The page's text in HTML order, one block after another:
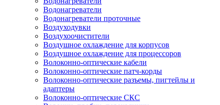
Водонагреватели
Водонагреватели проточные
Воздуходувки
Воздухоочистители
Воздушное охлаждение для корпусов
Воздушное охлаждение для процессоров
Волоконно-оптические кабели
Волоконно-оптические патч-корды
Волоконно-оптические разъемы, пигтейлы и
адаптеры
Волоконно-оптические СКС